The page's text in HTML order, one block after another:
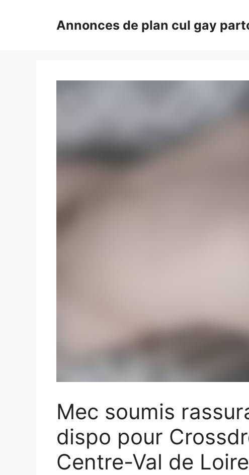
Annonces de plan cul gay
Mec soumis
dispo pour
Centre-Val de Loire